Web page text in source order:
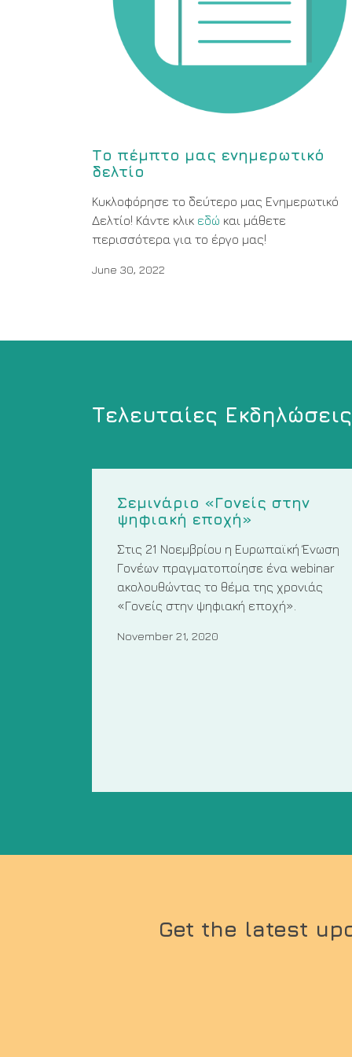
Το πέμπτο μας ενημερωτικό
δελτίο
Κυκλοφόρησε το δεύτερο μας Ενημερωτικό
Δελτίο! Κάντε κλικ εδώ και μάθετε
περισσότερα για το έργο μας!
June 30, 2022
Τελευταίες Εκδηλώσεις
Σεμινάριο «Γονείς στην
ψηφιακή εποχή»
Στις 21 Νοεμβρίου η Ευρωπαϊκή Ένωση
Γονέων πραγματοποίησε ένα webinar
ακολουθώντας το θέμα της χρονιάς
«Γονείς στην ψηφιακή εποχή».
November 21, 2020
Get the latest